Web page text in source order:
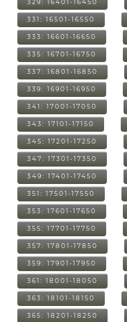
329: 16401-16450
331: 16501-16550
333: 16601-16650
335: 16701-16750
337: 16801-16850
339: 16901-16950
341: 17001-17050
343: 17101-17150
345: 17201-17250
347: 17301-17350
349: 17401-17450
351: 17501-17550
353: 17601-17650
355: 17701-17750
357: 17801-17850
359: 17901-17950
361: 18001-18050
363: 18101-18150
365: 18201-18250